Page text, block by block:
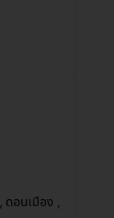
ดอนเมือง ,